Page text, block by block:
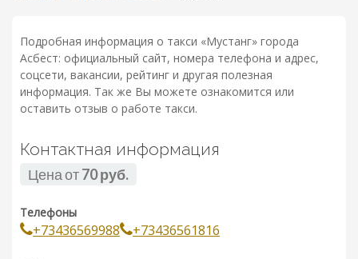
Подробная информация о такси «Мустанг» города
Асбест: официальный сайт, номера телефона и адрес,
соцсети, вакансии, рейтинг и другая полезная
информация. Так же Вы можете ознакомится или
оставить отзыв о работе такси.
Контактная информация
Цена от70 руб.
Телефоны
+73436569988 +73436561816